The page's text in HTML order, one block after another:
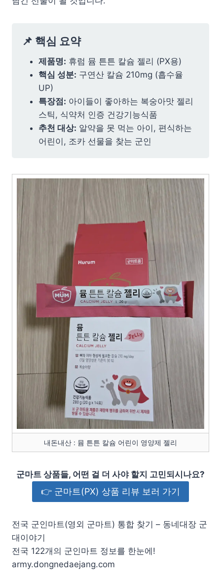
📌 핵심 요약
제품명: 휴럼 뮴 튼튼 칼슘 젤리 (PX용)
핵심 성분: 구연산 칼슘 210mg (흡수율
UP)
특장점: 아이들이 좋아하는 복숭아맛 젤리
스틱, 식약처 인증 건강기능식품
추천 대상: 알약을 못 먹는 아이, 편식하는
어린이, 조카 선물을 찾는 군인
내돈내산 : 뮴 튼튼 칼슘 어린이 영양제 젤리
군마트 상품들, 어떤 걸 더 사야 할지 고민되시나요?
👉 군마트(PX) 상품 리뷰 보러 가기
전국 군인마트(영외 군마트) 통합 찾기 – 동네대장 군
대이야기
전국 122개의 군인마트 정보를 한눈에!
army.dongnedaejang.com